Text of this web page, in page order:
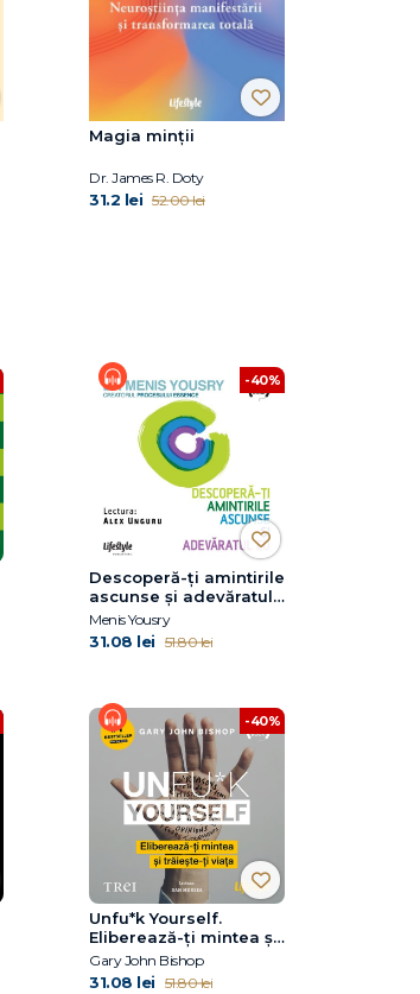
Magia minții
Dr. James R. Doty
31.2 lei 52.00 lei
-40%
Descoperă-ţi amintirile
ascunse şi adevăratul
eu
Menis Yousry
31.08 lei 51.80 lei
-40%
Unfu*k Yourself.
Eliberează-ți mintea și
trăiește-ți viața
Gary John Bishop
31.08 lei 51.80 lei